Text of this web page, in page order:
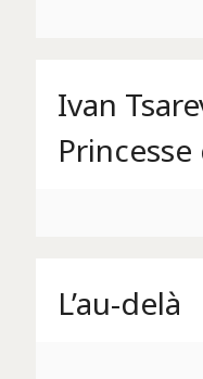
Ivan
L’au-delà